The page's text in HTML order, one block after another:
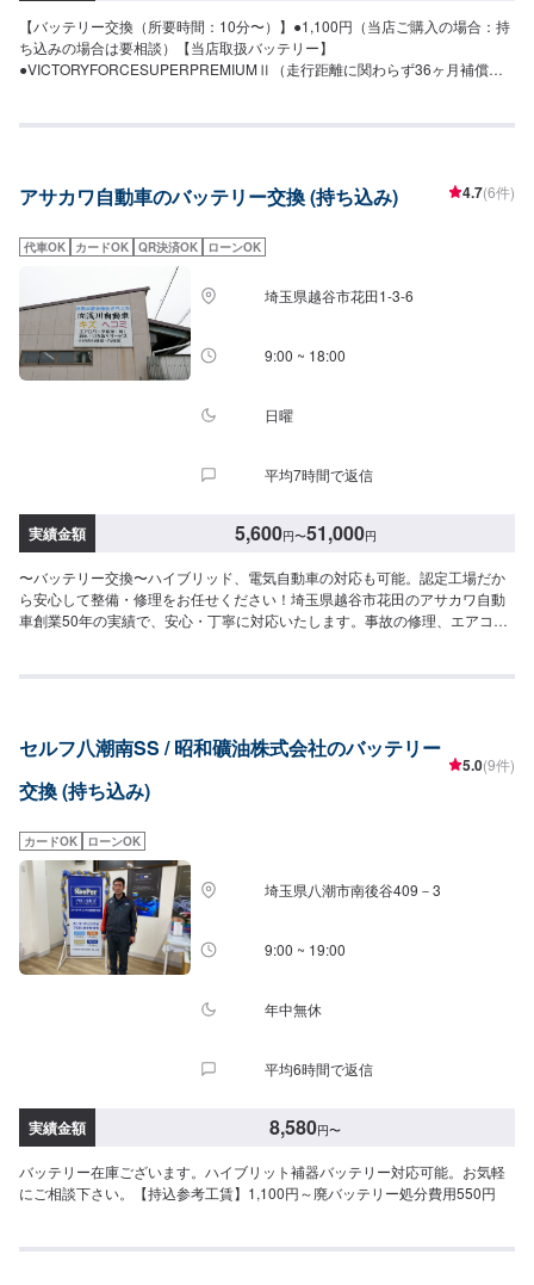
【バッテリー交換（所要時間：10分〜）】●1,100円（当店ご購入の場合：持
ち込みの場合は要相談）【当店取扱バッテリー】
●VICTORYFORCESUPERPREMIUMⅡ（走行距離に関わらず36ヶ月補償充
ストップ車＝24ヶ月または4万㎞、通常車＝36ヶ月または10万㎞）・M-55／
アサカワ自動車のバッテリー交換 (持ち込み) 4.7(6件)
代車OK カードOK QR決済OK ローンOK
埼玉県越谷市花田1-3-6
9:00 ~ 18:00
日曜
平均7時間で返信
実績金額 5,600円〜51,000円
〜バッテリー交換〜ハイブリッド、電気自動車の対応も可能。認定工場だか
ら安心して整備・修理をお任せください！埼玉県越谷市花田のアサカワ自動
車創業50年の実績で、安心・丁寧に対応いたします。事故の修理、エアコン
に対応いたします。お車のことなら、どんなことでもお気軽にご相談くださ
な、安全と安心をお約束します。●ハイブリッド車・電気自動車の修理に対応
アサカワ自動車は、ハイブリット車・電気自動車の取扱工場です。（労働安
全衛生法第59条で規定の『低圧電気取扱特別教育実施工場』）●最新の設備
スタッフが、あなたのお車を隅々までチェック、メンテナンスします。\パー
ツ持ち込みについて/パーツのお持ち込みは可能です！ご希望の方はオファー
をお送りいただく際に、パーツの詳細とお車の車検証、または車種情報をお
送りください。場合によっては対応できかねることもございますので、あら
かじめご了承ください。\代車について/作業中は代車をお出しすることも可能
ですので、ご希望の方はお気軽にお申し付けください。※燃料代はお客さま負
担となります。\営業時間・定休日/営業時間：8:45～18:00定休日：日曜日
セルフ八潮南SS / 昭和礦油株式会社のバッテリー
交換 (持ち込み)
5.0(9件)
カードOK ローンOK
埼玉県八潮市南後谷409－3
9:00 ~ 19:00
年中無休
平均6時間で返信
実績金額 8,580円〜
バッテリー在庫ございます。ハイブリット補器バッテリー対応可能。お気軽
にご相談下さい。【持込参考工賃】1,100円～廃バッテリー処分費用550円